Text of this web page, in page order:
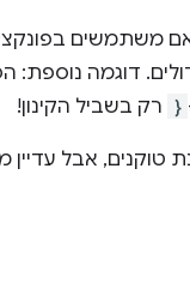
משתמשים
דוגמה נוספת:
} רק בשביל הקינון!